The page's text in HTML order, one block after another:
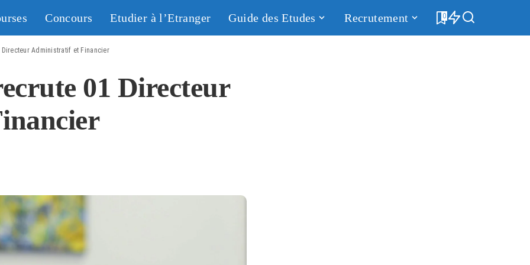
Concours Etudier à l’Etranger Guide des Etudes Recrutement 0
Directeur Administratif et Financier
01 Directeur